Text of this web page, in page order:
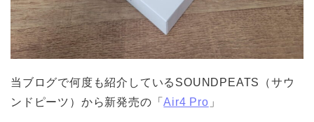
当ブログで何度も紹介しているSOUNDPEATS（サウ
ンドピーツ）から新発売の「Air4 Pro 」